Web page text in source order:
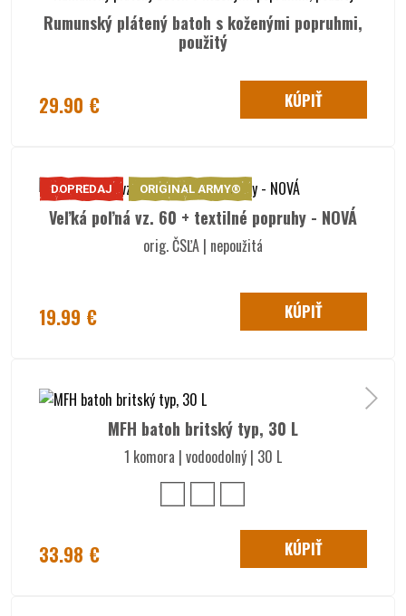
Rumunský plátený batoh s koženými popruhmi,
použitý
29.90 € KÚPIŤ
DOPREDAJ ORIGINAL ARMY®
Veľká poľná vz. 60 + textilné popruhy - NOVÁ
orig. ČSĽA | nepoužitá
19.99 € KÚPIŤ
MFH batoh britský typ, 30 L
1 komora | vodoodolný | 30 L
33.98 € KÚPIŤ